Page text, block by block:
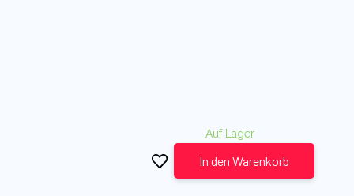
Auf Lager
In den Warenkorb